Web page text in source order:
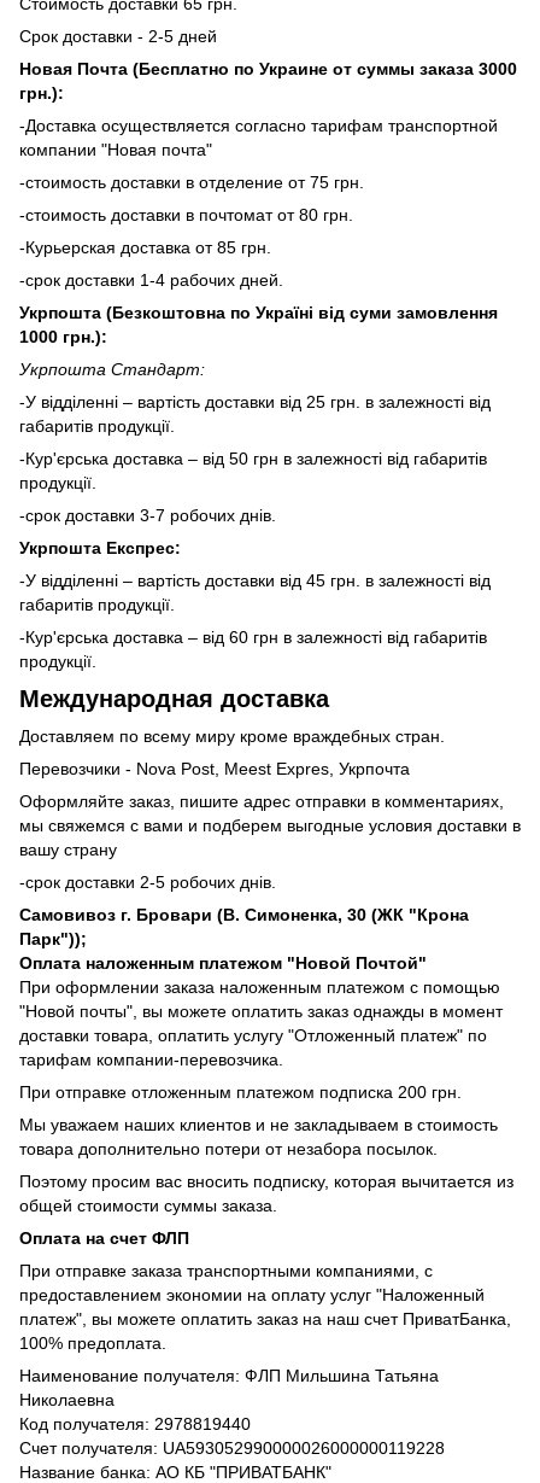
Срок доставки - 2-5 дней
Новая Почта (Бесплатно по Украине от суммы заказа 3000
грн.):
-Доставка осуществляется согласно тарифам транспортной
компании "Новая почта"
-стоимость доставки в отделение от 75 грн.
-стоимость доставки в почтомат от 80 грн.
-Курьерская доставка от 85 грн.
-срок доставки 1-4 рабочих дней.
Укрпошта (Безкоштовна по Україні від суми замовлення
1000 грн.):
Укрпошта Стандарт:
-У відділенні – вартість доставки від 25 грн. в залежності від
габаритів продукції.
-Кур'єрська доставка – від 50 грн в залежності від габаритів
продукції.
-срок доставки 3-7 робочих днів.
Укрпошта Експрес:
-У відділенні – вартість доставки від 45 грн. в залежності від
габаритів продукції.
-Кур'єрська доставка – від 60 грн в залежності від габаритів
продукції.
Международная доставка
Доставляем по всему миру кроме враждебных стран.
Перевозчики - Nova Post, Meest Expres, Укрпочта
Оформляйте заказ, пишите адрес отправки в комментариях,
мы свяжемся с вами и подберем выгодные условия доставки в
вашу страну
-срок доставки 2-5 робочих днів.
Самовивоз г. Бровари (В. Симоненка, 30 (ЖК "Крона
Парк"));
Оплата наложенным платежом "Новой Почтой"
При оформлении заказа наложенным платежом с помощью
"Новой почты", вы можете оплатить заказ однажды в момент
доставки товара, оплатить услугу "Отложенный платеж" по
тарифам компании-перевозчика.
При отправке отложенным платежом подписка 200 грн.
Мы уважаем наших клиентов и не закладываем в стоимость
товара дополнительно потери от незабора посылок.
Поэтому просим вас вносить подписку, которая вычитается из
общей стоимости суммы заказа.
Оплата на счет ФЛП
При отправке заказа транспортными компаниями, с
предоставлением экономии на оплату услуг "Наложенный
платеж", вы можете оплатить заказ на наш счет ПриватБанка,
100% предоплата.
Наименование получателя: ФЛП Мильшина Татьяна
Николаевна
Код получателя: 2978819440
Счет получателя: UA593052990000026000000119228
Название банка: АО КБ "ПРИВАТБАНК"